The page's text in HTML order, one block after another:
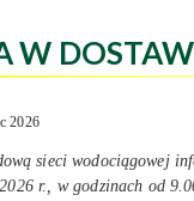
W
2026
sieci wodociągowej
r., w godzinach od